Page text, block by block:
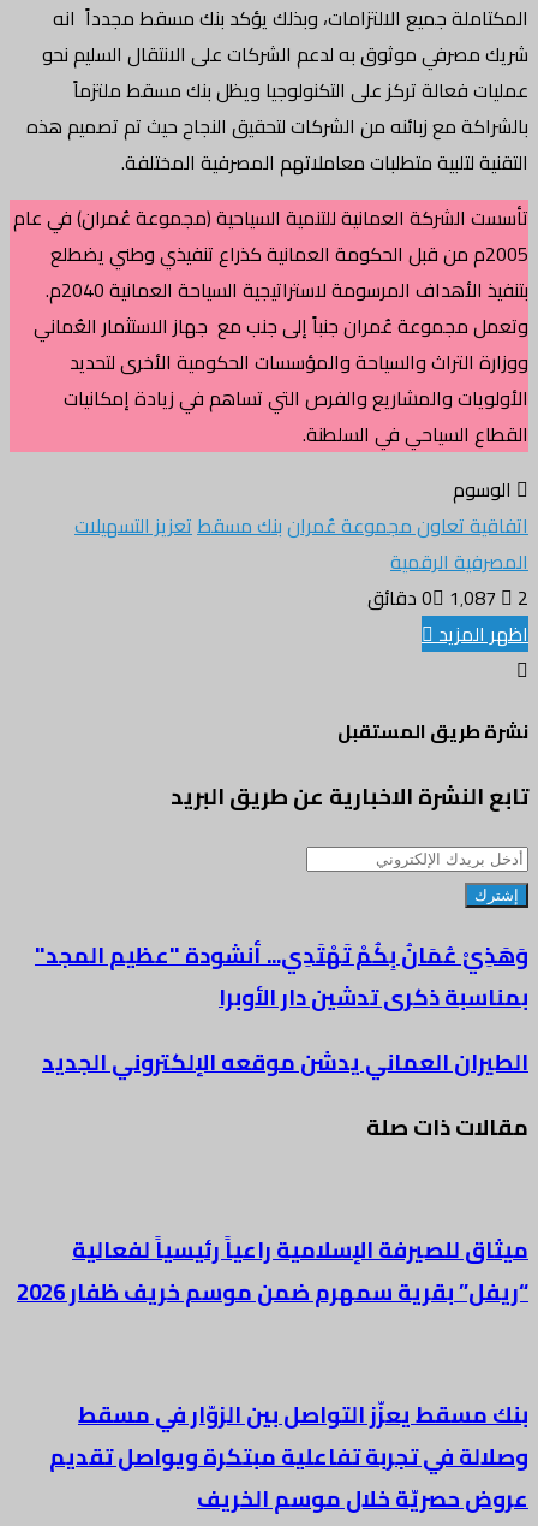
المكتاملة جميع الالتزامات، وبذلك يؤكد بنك مسقط مجدداً انه
شريك مصرفي موثوق به لدعم الشركات على الانتقال السليم نحو
عمليات فعالة تركز على التكنولوجيا ويظل بنك مسقط ملتزماً
بالشراكة مع زبائنه من الشركات لتحقيق النجاح حيث تم تصميم هذه
التقنية لتلبية متطلبات معاملاتهم المصرفية المختلفة.
تأسست الشركة العمانية للتنمية السياحية (مجموعة عُمران) في عام
2005م من قبل الحكومة العمانية كذراع تنفيذي وطني يضطلع
بتنفيذ الأهداف المرسومة لاستراتيجية السياحة العمانية 2040م.
وتعمل مجموعة عُمران جنباً إلى جنب مع جهاز الاستثمار العُماني
ووزارة التراث والسياحة والمؤسسات الحكومية الأخرى لتحديد
الأولويات والمشاريع والفرص التي تساهم في زيادة إمكانيات
القطاع السياحي في السلطنة.
الوسوم
اتفاقية تعاون مجموعة عُمرانبنك مسقطتعزيز التسهيلات
المصرفية الرقمية
0 1٬087
2 دقائق
اظهر المزيد
نشرة طريق المستقبل
تابع النشرة الاخبارية عن طريق البريد
أدخل
بريدك
وَهَذِيْ عُمَانُ بِكُمْ تَهْتَدِي... أنشودة "عظيم المجد"
بمناسبة ذكرى تدشين دار الأوبرا
الطيران العماني يدشن موقعه الإلكتروني الجديد
مقالات ذات صلة
ميثاق للصيرفة الإسلامية راعياً رئيسياً لفعالية
“ريفل” بقرية سمهرم ضمن موسم خريف ظفار 2026
بنك مسقط يعزّز التواصل بين الزوّار في مسقط
وصلالة في تجربة تفاعلية مبتكرة ويواصل تقديم
عروض حصريّة خلال موسم الخريف